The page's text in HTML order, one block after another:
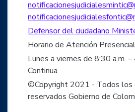
Defensor del ciudadano
Horario de Atención
Lunes a viernes de 8:30 a.m. –
Continua
©Copyright 2021 - Todos los
reservados Gobierno de